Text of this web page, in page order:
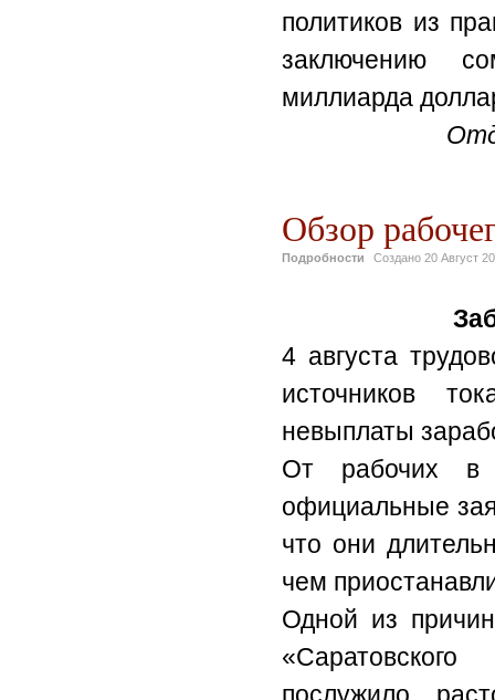
политиков из
заключению
миллиарда
Обзор
Подробности Создано 20 Август
4 августа
источников
невыплаты
От рабочих в
официальные
что они
чем
Одной из